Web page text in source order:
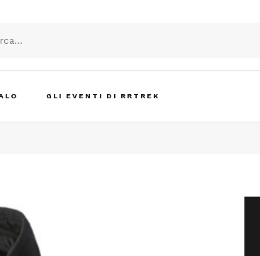
GLI EVENTI DI RRTREK